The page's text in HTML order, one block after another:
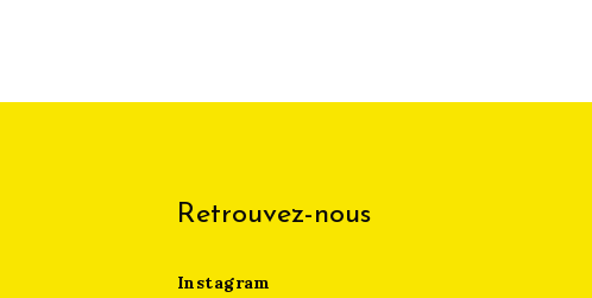
Retrouvez-nous
Instagram